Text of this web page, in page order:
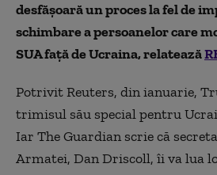
desfășoară un proces la fel de
schimbare a persoanelor care
SUA față de Ucraina, relatează
Potrivit Reuters, din ianuarie,
trimisul său special pentru
Iar The Guardian scrie că
Armatei, Dan Driscoll, îi va lua